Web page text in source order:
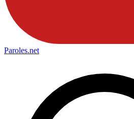
Paroles.net